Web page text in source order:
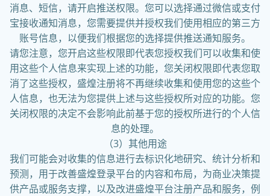
消息、短信，请开启推送权限。您可以选择通过微信或支付
宝接收通知消息，您需要提供并授权我们使用相应的第三方
账号信息，以便我们根据您的选择提供推送通知服务。
请您注意，您开启这些权限即代表您授权我们可以收集和使
用这些个人信息来实现上述的功能，您关闭权限即代表您取
消了这些授权，盛煌注册将不再继续收集和使用您的这些个
人信息，也无法为您提供上述与这些授权所对应的功能。您
关闭权限的决定不会影响此前基于您的授权所进行的个人信
息的处理。
（3）其他用途
我们可能会对收集的信息进行去标识化地研究、统计分析和
预测，用于改善盛煌登录平台的内容和布局，为商业决策提
供产品或服务支撑，以及改进盛煌平台注册产品和服务，例